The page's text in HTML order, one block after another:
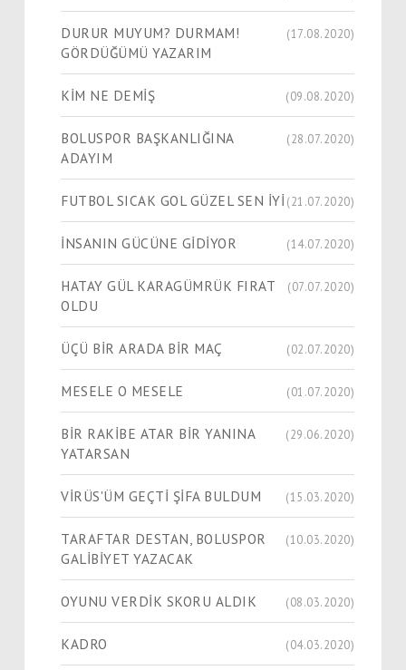
DURUR MUYUM? DURMAM!
GÖRDÜĞÜMÜ YAZARIM
(17.08.2020)
KİM NE DEMİŞ (09.08.2020)
BOLUSPOR BAŞKANLIĞINA
ADAYIM
(28.07.2020)
FUTBOL SICAK GOL GÜZEL SEN İYİ (21.07.2020)
İNSANIN GÜCÜNE GİDİYOR (14.07.2020)
HATAY GÜL KARAGÜMRÜK FIRAT
OLDU
(07.07.2020)
ÜÇÜ BİR ARADA BİR MAÇ (02.07.2020)
MESELE O MESELE (01.07.2020)
BİR RAKİBE ATAR BİR YANINA
YATARSAN
(29.06.2020)
VİRÜS'ÜM GEÇTİ ŞİFA BULDUM (15.03.2020)
TARAFTAR DESTAN, BOLUSPOR
GALİBİYET YAZACAK
(10.03.2020)
OYUNU VERDİK SKORU ALDIK (08.03.2020)
KADRO (04.03.2020)